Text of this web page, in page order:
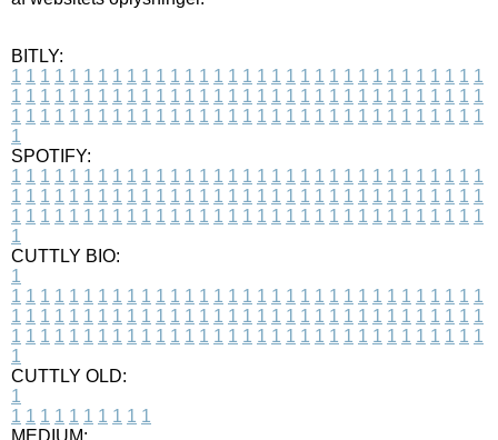
BITLY:
1 1 1 1 1 1 1 1 1 1 1 1 1 1 1 1 1 1 1 1 1 1 1 1 1 1 1 1 1 1 1 1 1
1 1 1 1 1 1 1 1 1 1 1 1 1 1 1 1 1 1 1 1 1 1 1 1 1 1 1 1 1 1 1 1 1
1 1 1 1 1 1 1 1 1 1 1 1 1 1 1 1 1 1 1 1 1 1 1 1 1 1 1 1 1 1 1 1 1
1
SPOTIFY:
1 1 1 1 1 1 1 1 1 1 1 1 1 1 1 1 1 1 1 1 1 1 1 1 1 1 1 1 1 1 1 1 1
1 1 1 1 1 1 1 1 1 1 1 1 1 1 1 1 1 1 1 1 1 1 1 1 1 1 1 1 1 1 1 1 1
1 1 1 1 1 1 1 1 1 1 1 1 1 1 1 1 1 1 1 1 1 1 1 1 1 1 1 1 1 1 1 1 1
1
CUTTLY BIO:
1
1 1 1 1 1 1 1 1 1 1 1 1 1 1 1 1 1 1 1 1 1 1 1 1 1 1 1 1 1 1 1 1 1
1 1 1 1 1 1 1 1 1 1 1 1 1 1 1 1 1 1 1 1 1 1 1 1 1 1 1 1 1 1 1 1 1
1 1 1 1 1 1 1 1 1 1 1 1 1 1 1 1 1 1 1 1 1 1 1 1 1 1 1 1 1 1 1 1 1
1
CUTTLY OLD:
1
1 1 1 1 1 1 1 1 1 1